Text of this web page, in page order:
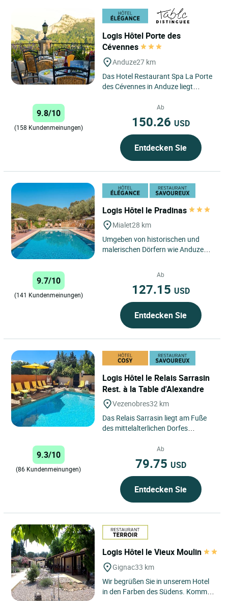
Logis Hôtel Porte des
Cévennes
Anduze27 km
Das Hotel Restaurant Spa La Porte
des Cévennes in Anduze liegt
von Kiefern und Eichen...
9.8/10
(158 Kundenmeinungen)
Ab
150.26 USD
Entdecken Sie
Logis Hôtel le Pradinas
Mialet28 km
Umgeben von historischen und
malerischen Dörfern wie Anduze
9.7/10
(141 Kundenmeinungen)
Ab
127.15 USD
Entdecken Sie
Logis Hôtel le Relais Sarrasin
Rest. à la Table d'Alexandre
Vezenobres32 km
Das Relais Sarrasin liegt am Fuße
des mittelalterlichen Dorfes
seit 1987 ein privates...
9.3/10
(86 Kundenmeinungen)
Ab
79.75 USD
Entdecken Sie
Logis Hôtel le Vieux Moulin
Gignac33 km
Wir begrüßen Sie in unserem Hotel
in den Farben des Südens. Kommen